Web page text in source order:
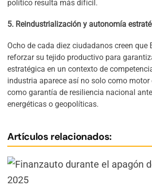
político resulta más difícil.
5. Reindustrialización y autonomía
Ocho de cada diez ciudadanos creen que
reforzar su tejido productivo para
estratégica en un contexto de
industria aparece así no solo como
como garantía de resiliencia nacional
energéticas o geopolíticas.
Artículos relacionados: